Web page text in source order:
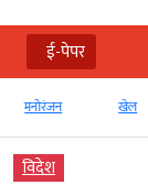
ई-पेपर
मनोरंजन खेल
विदेश